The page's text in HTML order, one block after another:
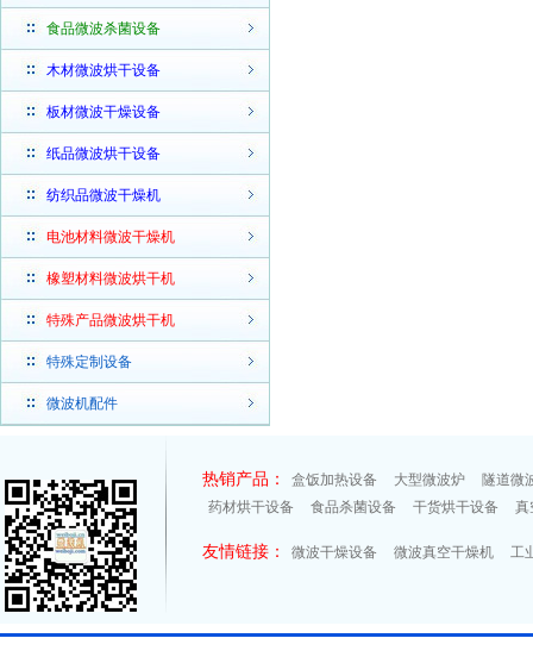
食品微波杀菌设备
木材微波烘干设备
板材微波干燥设备
纸品微波烘干设备
纺织品微波干燥机
电池材料微波干燥机
橡塑材料微波烘干机
特殊产品微波烘干机
特殊定制设备
微波机配件
热销产品： 盒饭加热设备 大型微波炉
隧道微
药材烘干设备
食品杀菌设备 干货烘干设备 真
友情链接： 微波干燥设备 微波真空干燥机 工